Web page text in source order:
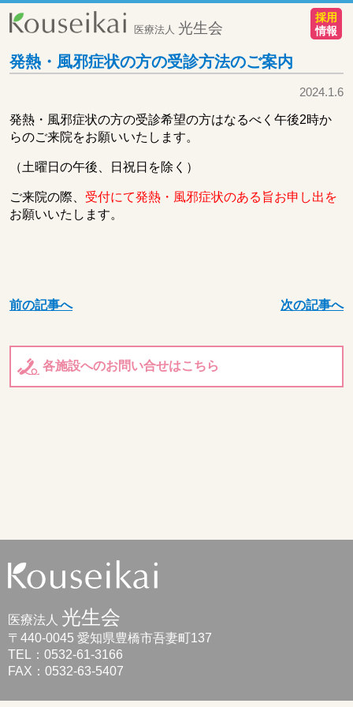
医療法人 光生会
採用
情報
発熱・風邪症状の方の受診方法のご案内
2024.1.6
発熱・風邪症状の方の受診希望の方はなるべく午後2時か
らのご来院をお願いいたします。
（土曜日の午後、日祝日を除く）
ご来院の際、 受付にて発熱・風邪症状のある旨お申し出を
お願いいたします。
前の記事へ 次の記事へ
各施設へのお問い合せはこちら
医療法人 光生会
〒440-0045 愛知県豊橋市吾妻町137
TEL：0532-61-3166
FAX：0532-63-5407